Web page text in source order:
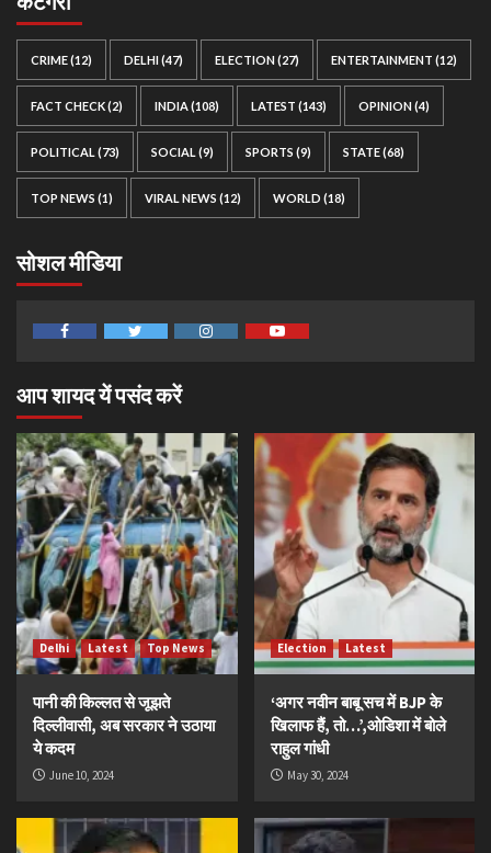
CRIME(12) DELHI(47) ELECTION(27) ENTERTAINMENT (12)
FACT CHECK(2) INDIA(108) LATEST (143) OPINION(4)
POLITICAL (73) SOCIAL (9) SPORTS (9) STATE(68)
TOP NEWS (1) VIRAL NEWS (12) WORLD (18)
सोशल मीडिया
आप शायद यें पसंद करें
Delhi Latest Top News
पानी की किल्लत से जूझते
दिल्लीवासी, अब सरकार ने उठाया
ये कदम
June 10, 2024
Election Latest
‘अगर नवीन बाबू सच में BJP के
खिलाफ हैं, तो…’,ओडिशा में बोले
राहुल गांधी
May 30, 2024